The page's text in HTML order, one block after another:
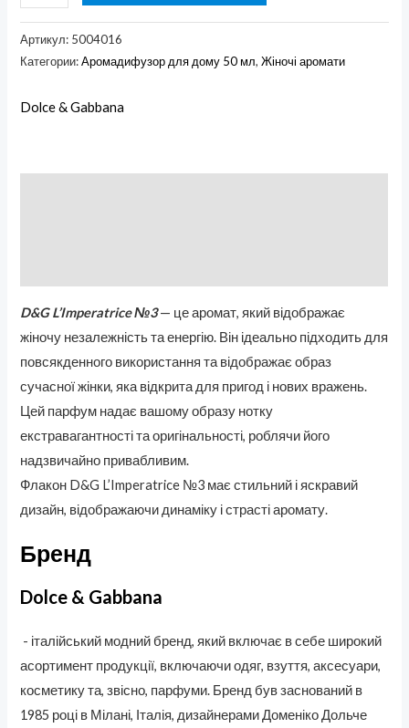
Артикул: 5004016
Категории:Аромадифузор для дому 50 мл,Жіночі аромати
Dolce & Gabbana
D&G L’Imperatrice №3 — це аромат, який відображає
жіночу незалежність та енергію. Він ідеально підходить для
повсякденного використання та відображає образ
сучасної жінки, яка відкрита для пригод і нових вражень.
Цей парфум надає вашому образу нотку
екстравагантності та оригінальності, роблячи його
надзвичайно привабливим.
Флакон D&G L’Imperatrice №3 має стильний і яскравий
дизайн, відображаючи динаміку і страсті аромату.
Бренд
Dolce & Gabbana
- італійський модний бренд, який включає в себе широкий
асортимент продукції, включаючи одяг, взуття, аксесуари,
косметику та, звісно, парфуми. Бренд був заснований в
1985 році в Мілані, Італія, дизайнерами Доменіко Дольче